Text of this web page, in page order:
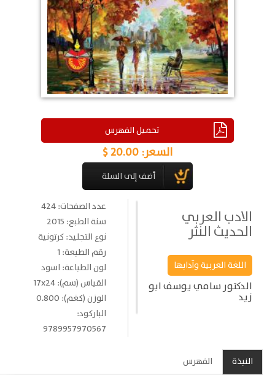
تحميل الفهرس
السعر: 20.00 $
الادب العربي
الحديث النثر
اللغة العربية وآدابها
الدكتور سامي يوسف ابو
زيد
عدد الصفحات: 424
سنة الطبع: 2015
نوع التجليد: كرتونية
رقم الطبعة: 1
لون الطباعة: اسود
القياس (سم): 17x24
الوزن (كغم): 0.800
الباركود:
9789957970567
النبذة الفهرس